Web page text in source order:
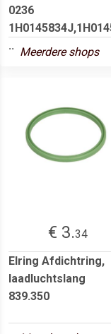
0236
.. Meerdere shops
€ 3.34
Elring Afdichtring,
laadluchtslang
839.350